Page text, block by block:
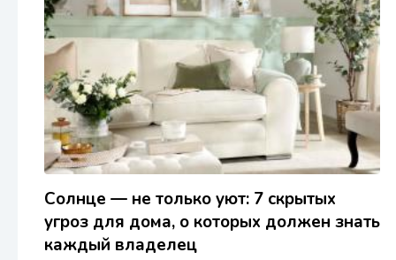
Солнце — не только уют: 7 скрытых
угроз для дома, о которых должен знать
каждый владелец